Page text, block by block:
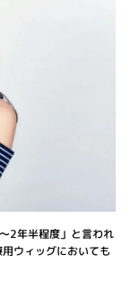
2年半程度」と言われ
ウィッグにおいても